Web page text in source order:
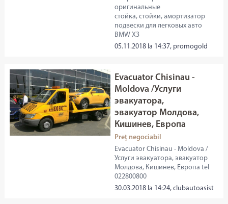
оригинальные
стойка, стойки, амортизатор
подвески для легковых авто
BMW X3
05.11.2018 la 14:37, promogold
Evacuator Chisinau -
Moldova /Услуги
эвакуатора,
эвакуатор Молдова,
Кишинев, Европа
Preț negociabil
Evacuator Chisinau - Moldova /
Услуги эвакуатора, эвакуатор
Молдова, Кишинев, Европа tel
022800800
30.03.2018 la 14:24, clubautoasist